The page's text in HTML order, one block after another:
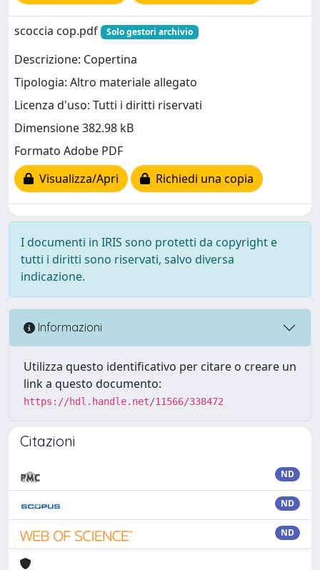
scoccia cop.pdf Solo gestori archivio
Descrizione: Copertina
Tipologia: Altro materiale allegato
Licenza d'uso: Tutti i diritti riservati
Dimensione 382.98 kB
Formato Adobe PDF
Visualizza/Apri
Richiedi una copia
I documenti in IRIS sono protetti da copyright e
tutti i diritti sono riservati, salvo diversa
indicazione.
Informazioni
Utilizza questo identificativo per citare o creare un
link a questo documento:
https://hdl.handle.net/11566/338472
Citazioni
ND
ND
ND